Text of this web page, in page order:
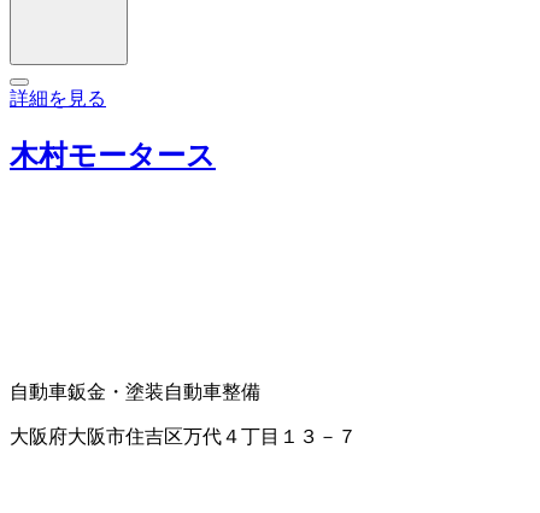
詳細を見る
木村モータース
自動車鈑金・塗装自動車整備
大阪府大阪市住吉区万代４丁目１３－７